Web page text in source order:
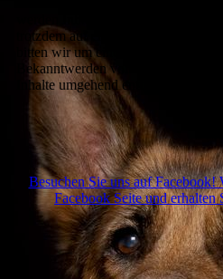
trotzdem auf eine
bitten wir um einen entsprechenden
Bekanntwerden von
Inhalte umgehend entfernen.
Besuchen Sie uns auf Facebook!
Facebook Seite und erhalten